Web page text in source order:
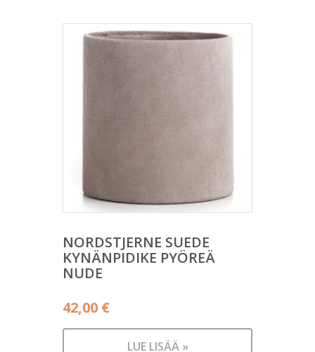
NORDSTJERNE SUEDE
KYNÄNPIDIKE PYÖREÄ
NUDE
42,00 €
LUE LISÄÄ »